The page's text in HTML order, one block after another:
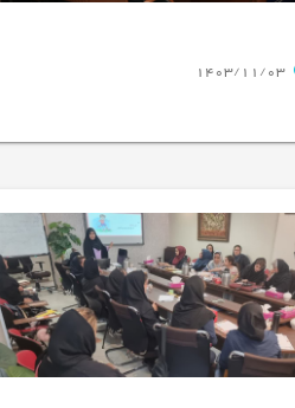
1403/11/03